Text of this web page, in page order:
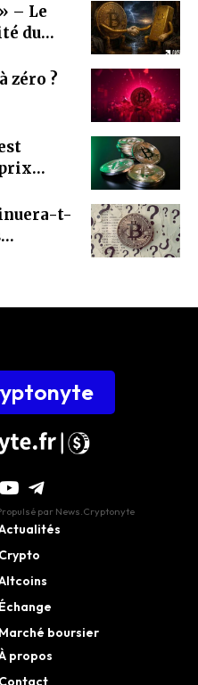
– Le
du
zéro ?
t-
par News.Cryptonyte
Crypto
Échange
Marché boursier
propos
Contact